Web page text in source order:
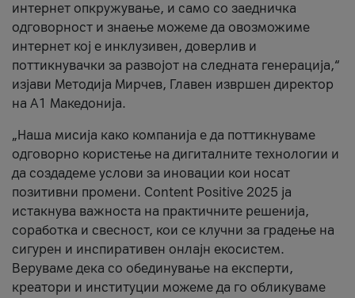
интернет опкружување, и само со заедничка
одговорност и знаење можеме да овозможиме
интернет кој е инклузивен, доверлив и
поттикнувачки за развојот на следната генерација,“
изјави Методија Мирчев, Главен извршен директор
на А1 Македонија.
„Наша мисија како компанија е да поттикнуваме
одговорно користење на дигиталните технологии и
да создадеме услови за иновации кои носат
позитивни промени. Content Positive 2025 ја
истакнува важноста на практичните решенија,
соработка и свесност, кои се клучни за градење на
сигурен и инспиративен онлајн екосистем.
Веруваме дека со обединување на експерти,
креатори и институции можеме да го обликуваме